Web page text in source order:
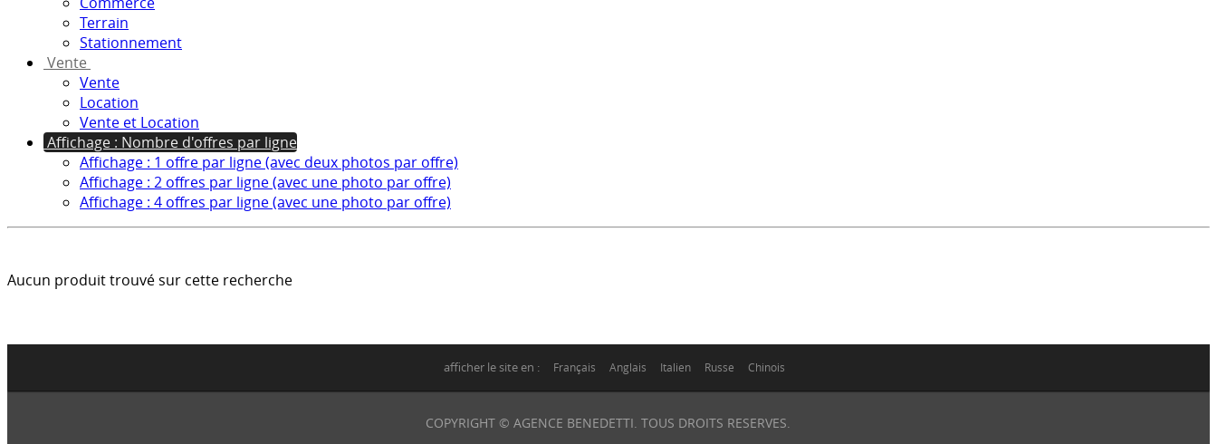
Terrain
Stationnement
Vente
Vente
Location
Vente et Location
Affichage : Nombre d'offres par ligne
Affichage : 1 offre par ligne (avec deux photos par offre)
Affichage : 2 offres par ligne (avec une photo par offre)
Affichage : 4 offres par ligne (avec une photo par offre)
Aucun produit trouvé sur cette recherche
afficher le site en : Français Anglais Italien Russe Chinois
COPYRIGHT © AGENCE BENEDETTI. TOUS DROITS RESERVES.